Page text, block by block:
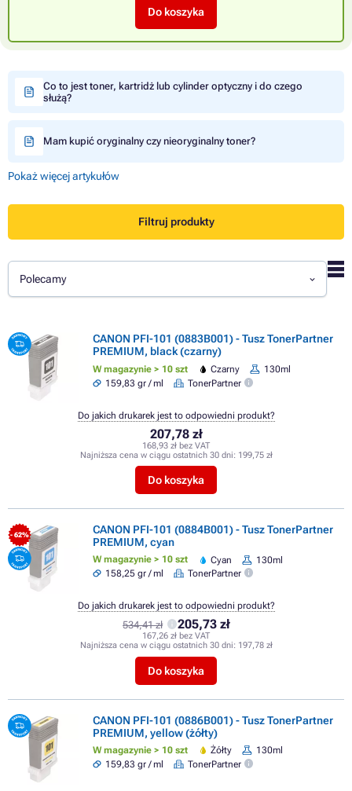
Do koszyka
Co to jest toner, kartridż lub cylinder optyczny i do czego
służą?
Mam kupić oryginalny czy nieoryginalny toner?
Pokaż więcej artykułów
Filtruj produkty
Polecamy
CANON PFI-101 (0883B001) - Tusz TonerPartner
PREMIUM, black (czarny)
W magazynie > 10 szt Czarny
130ml
159,83 gr / ml
TonerPartner
207,78 zł
168,93 zł bez VAT
Najniższa cena w ciągu ostatnich 30 dni: 199,75 zł
Do koszyka
Do jakich drukarek jest to odpowiedni produkt?
- 62%
CANON PFI-101 (0884B001) - Tusz TonerPartner
PREMIUM, cyan
W magazynie > 10 szt Cyan
130ml
158,25 gr / ml
TonerPartner
534,41 zł 205,73 zł
167,26 zł bez VAT
Najniższa cena w ciągu ostatnich 30 dni: 197,78 zł
Do koszyka
Do jakich drukarek jest to odpowiedni produkt?
CANON PFI-101 (0886B001) - Tusz TonerPartner
PREMIUM, yellow (żółty)
W magazynie > 10 szt Żółty
130ml
159,83 gr / ml
TonerPartner